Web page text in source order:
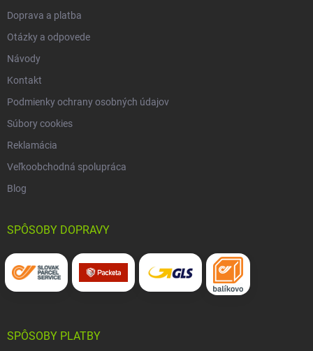
Doprava a platba
Otázky a odpovede
Návody
Kontakt
Podmienky ochrany osobných údajov
Súbory cookies
Reklamácia
Veľkoobchodná spolupráca
Blog
SPÔSOBY DOPRAVY
SPÔSOBY PLATBY